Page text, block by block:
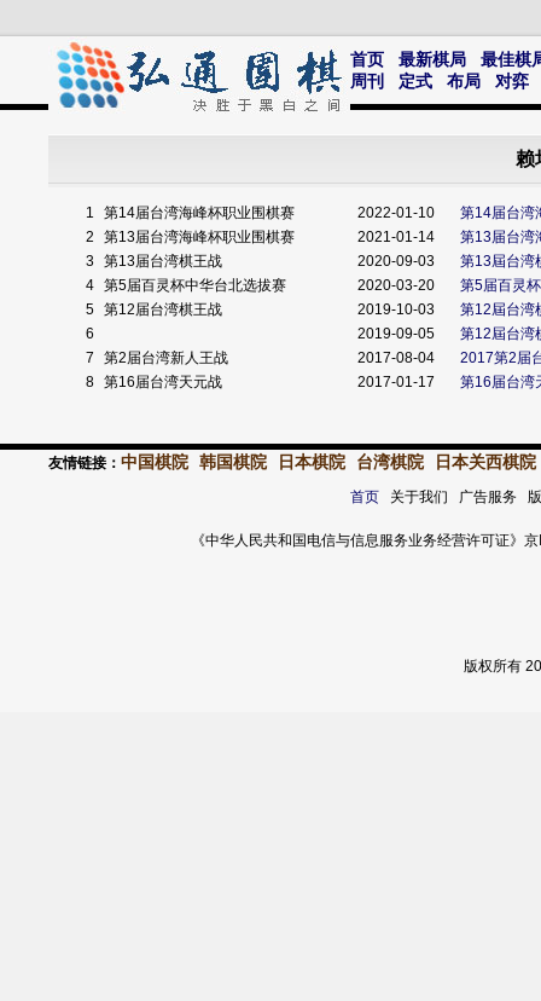
首页 最新棋局
最佳棋
周刊
定式 布局 对弈
赖
1 第14届台湾海峰杯职业围棋赛 2022-01-10
第14届台湾
2
第13届台湾海峰杯职业围棋赛 2021-01-14
第13届台湾
3 第13届台湾棋王战 2020-09-03
第13屆台湾
4 第5届百灵杯中华台北选拔赛 2020-03-20
第5届百灵
5 第12届台湾棋王战 2019-10-03
第12屆台湾
6
2019-09-05
第12屆台湾
7
第2届台湾新人王战 2017-08-04
2017第2届
8 第16届台湾天元战 2017-01-17 第16届台湾
友情链接： 中国棋院 韩国棋院 日本棋院 台湾棋院 日本关西棋院
首页关于我们 广告服务
《中华人民共和国电信与信息服务业务经营许可证
版权所有